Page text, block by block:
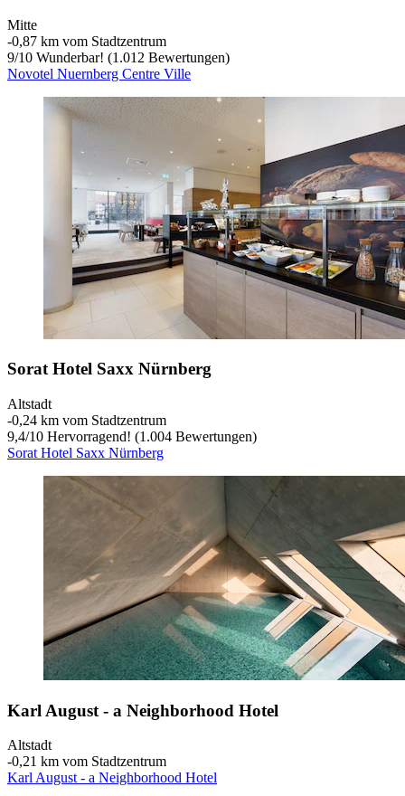
Mitte
‐0,87 km vom Stadtzentrum
9/10 Wunderbar! (1.012 Bewertungen)
Novotel Nuernberg Centre Ville
Sorat Hotel Saxx Nürnberg
Altstadt
‐0,24 km vom Stadtzentrum
9,4/10 Hervorragend! (1.004 Bewertungen)
Sorat Hotel Saxx Nürnberg
Karl August - a Neighborhood Hotel
Altstadt
‐0,21 km vom Stadtzentrum
Karl August - a Neighborhood Hotel